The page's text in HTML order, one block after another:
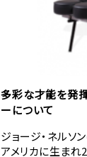
多彩な才能を発揮
ーについて
ジョージ・ネルソ
アメリカに生ま